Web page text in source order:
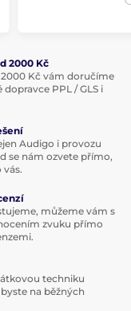
2000 Kč
Kč vám doručíme
PPL / GLS i
Audigo i provozu
se nám ozvete přímo,
můžeme vám s
zvuku přímo
techniku
na běžných